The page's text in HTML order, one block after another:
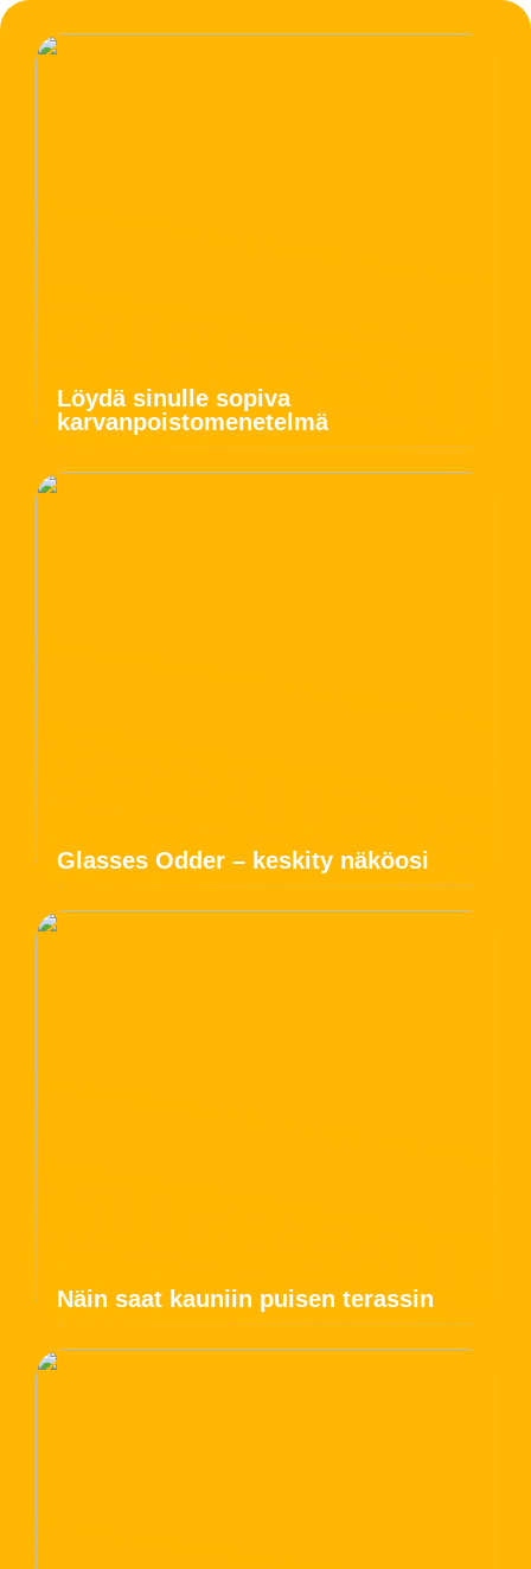
Löydä sinulle sopiva
karvanpoistomenetelmä
Glasses Odder – keskity näköosi
Näin saat kauniin puisen terassin